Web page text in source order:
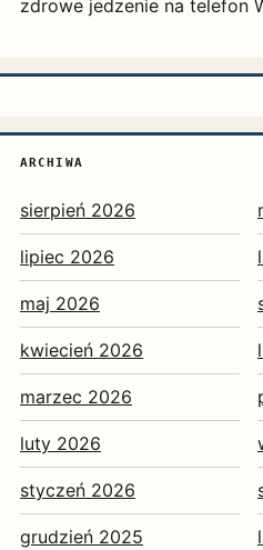
zdrowe jedzenie na telefon
ARCHIWA
sierpień 2026
lipiec 2026
maj 2026
kwiecień 2026
marzec 2026
luty 2026
styczeń 2026
grudzień 2025